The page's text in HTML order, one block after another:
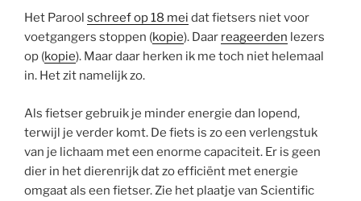
Het Parool schreef op 18 mei dat fietsers niet voor
voetgangers stoppen (kopie). Daar reageerden lezers
op (kopie). Maar daar herken ik me toch niet helemaal
in. Het zit namelijk zo.
Als fietser gebruik je minder energie dan lopend,
terwijl je verder komt. De fiets is zo een verlengstuk
van je lichaam met een enorme capaciteit. Er is geen
dier in het dierenrijk dat zo efficiënt met energie
omgaat als een fietser. Zie het plaatje van Scientific